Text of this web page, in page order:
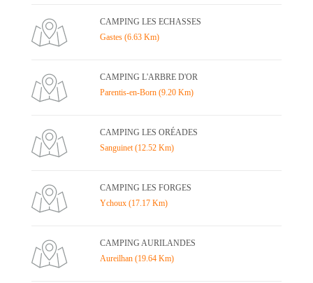
CAMPING LES ECHASSES
Gastes (6.63 Km)
CAMPING L'ARBRE D'OR
Parentis-en-Born (9.20 Km)
CAMPING LES ORÉADES
Sanguinet (12.52 Km)
CAMPING LES FORGES
Ychoux (17.17 Km)
CAMPING AURILANDES
Aureilhan (19.64 Km)